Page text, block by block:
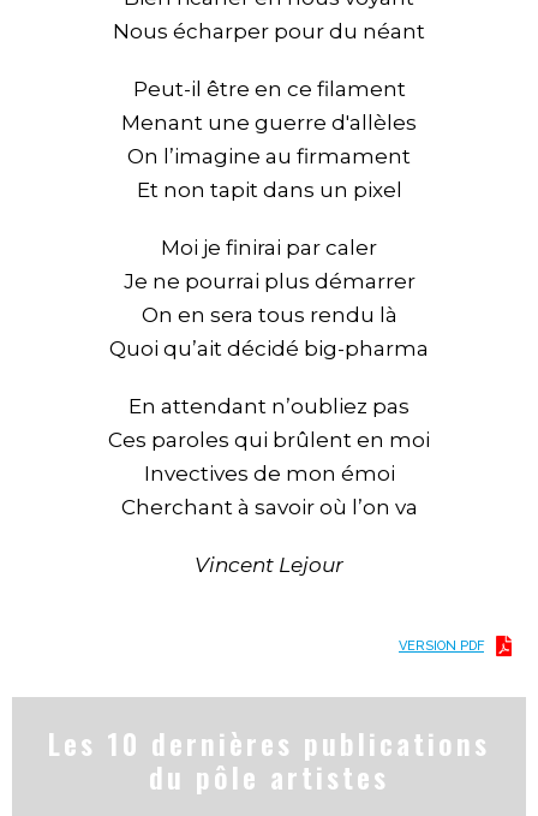
Nous écharper pour du néant
Peut-il être en ce filament
Menant une guerre d'allèles
On l’imagine au firmament
Et non tapit dans un pixel
Moi je finirai par caler
Je ne pourrai plus démarrer
On en sera tous rendu là
Quoi qu’ait décidé big-pharma
En attendant n’oubliez pas
Ces paroles qui brûlent en moi
Invectives de mon émoi
Cherchant à savoir où l’on va
Vincent Lejour
VERSION PDF
Les 10 dernières publications
du pôle artistes